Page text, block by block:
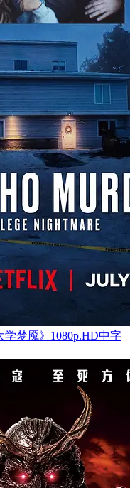
学梦魇》1080p.HD中字